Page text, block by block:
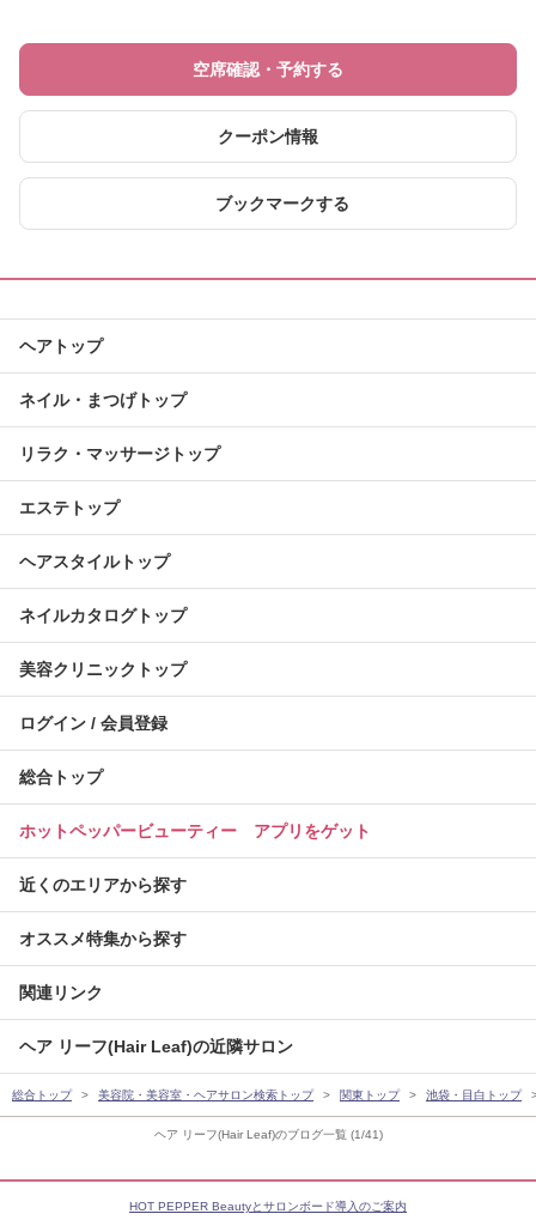
ヘア リーフ(Hair Leaf)のブログ一覧 (1/41)
空席確認・予約する
クーポン情報
ブックマークする
ヘアトップ
ネイル・まつげトップ
リラク・マッサージトップ
エステトップ
ヘアスタイルトップ
ネイルカタログトップ
美容クリニックトップ
ログイン / 会員登録
総合トップ
ホットペッパービューティー アプリをゲット
近くのエリアから探す
オススメ特集から探す
関連リンク
ヘア リーフ(Hair Leaf)の近隣サロン
総合トップ 美容院・美容室・ヘアサロン検索トップ 関東トップ 池袋・目白トップ
HOT PEPPER Beautyとサロンボード導入のご案内